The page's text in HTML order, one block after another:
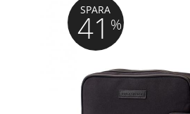
SPARA
41 %